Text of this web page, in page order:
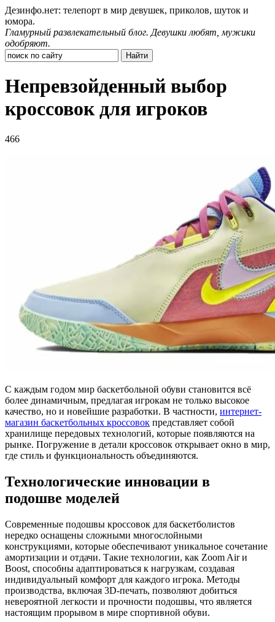
Дезинфо.нет: телепорт в мир девушек, приколов, шуток и
юмора.
Гламурный развлекательный блог. Девушки любят, мужики
одобряют.
Непревзойденный выбор
кроссовок для игроков
466
С каждым годом мир баскетбольной обуви становится всё
более динамичным, предлагая игрокам не только высокое
качество, но и новейшие разработки. В частности, интернет-
магазин баскетбольных кроссовок представляет собой
хранилище передовых технологий, которые появляются на
рынке. Погружение в детали кроссовок открывает окно в мир,
где стиль и функциональность объединяются.
Технологические инновации в
подошве моделей
Современные подошвы кроссовок для баскетболистов
нередко оснащены сложными многослойными
конструкциями, которые обеспечивают уникальное сочетание
амортизации и отдачи. Такие технологии, как Zoom Air и
Boost, способны адаптироваться к нагрузкам, создавая
индивидуальный комфорт для каждого игрока. Методы
производства, включая 3D-печать, позволяют добиться
невероятной легкости и прочности подошвы, что является
настоящим прорывом в мире спортивной обуви.